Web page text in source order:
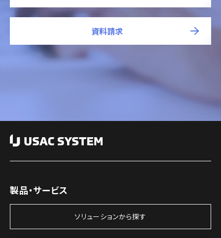
資料請求
製品・サービス
ソリューションから探す